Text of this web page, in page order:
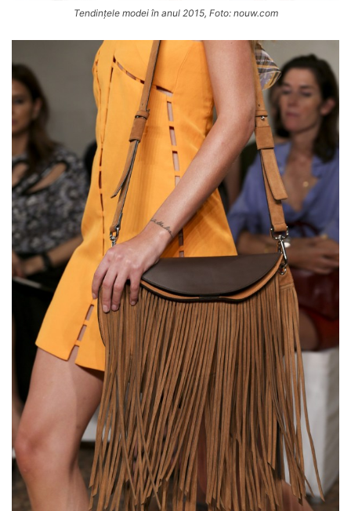
Tendințele modei în anul 2015, Foto: nouw.com